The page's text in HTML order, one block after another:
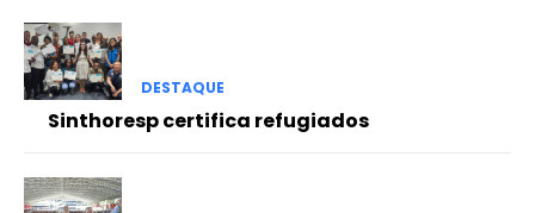
DESTAQUE
Sinthoresp certifica refugiados